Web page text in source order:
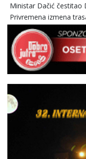
Ministar Dačić čestitao
Privremena izmena